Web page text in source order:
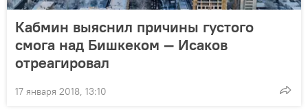
Кабмин выяснил причины густого
смога над Бишкеком — Исаков
отреагировал
17 января 2018, 13:10